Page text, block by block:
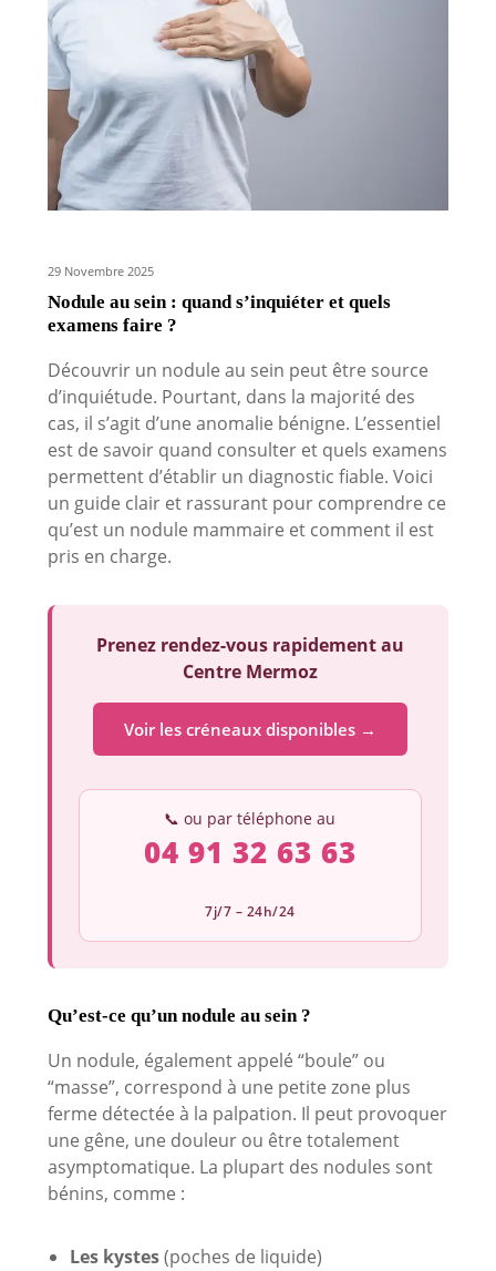
29 Novembre 2025
Nodule au sein : quand s’inquiéter et quels
examens faire ?
Découvrir un nodule au sein peut être source
d’inquiétude. Pourtant, dans la majorité des
cas, il s’agit d’une anomalie bénigne. L’essentiel
est de savoir quand consulter et quels examens
permettent d’établir un diagnostic fiable. Voici
un guide clair et rassurant pour comprendre ce
qu’est un nodule mammaire et comment il est
pris en charge.
Prenez rendez-vous rapidement au
Centre Mermoz
Voir les créneaux disponibles →
📞 ou par téléphone au
04 91 32 63 63
7j/7 – 24h/24
Qu’est-ce qu’un nodule au sein ?
Un nodule, également appelé “boule” ou
“masse”, correspond à une petite zone plus
ferme détectée à la palpation. Il peut provoquer
une gêne, une douleur ou être totalement
asymptomatique. La plupart des nodules sont
bénins, comme :
Les kystes(poches de liquide)